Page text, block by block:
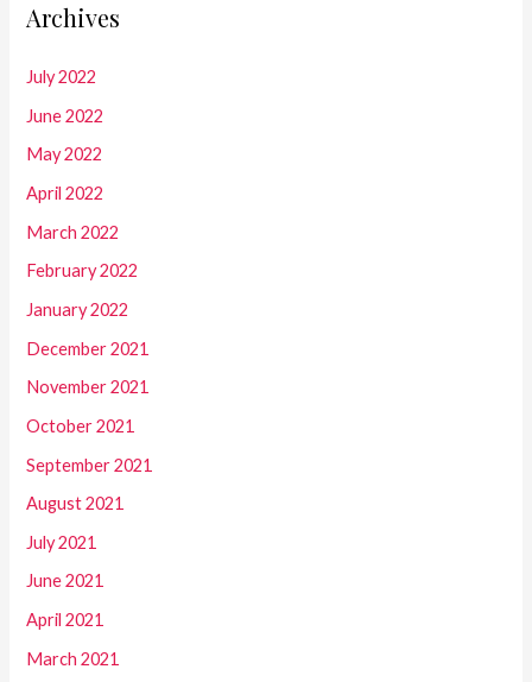
Archives
July 2022
June 2022
May 2022
April 2022
March 2022
February 2022
January 2022
December 2021
November 2021
October 2021
September 2021
August 2021
July 2021
June 2021
April 2021
March 2021